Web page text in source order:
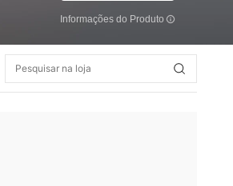
Informações do Produto